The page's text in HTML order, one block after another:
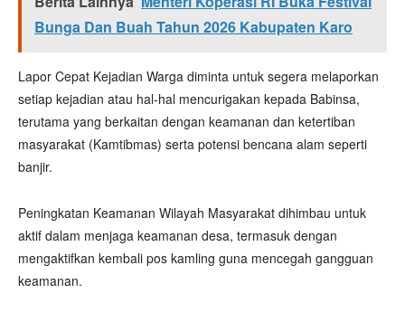
Bunga Dan Buah Tahun 2026 Kabupaten Karo
Lapor Cepat Kejadian Warga diminta untuk segera melaporkan
setiap kejadian atau hal-hal mencurigakan kepada Babinsa,
terutama yang berkaitan dengan keamanan dan ketertiban
masyarakat (Kamtibmas) serta potensi bencana alam seperti
banjir.
Peningkatan Keamanan Wilayah Masyarakat dihimbau untuk
aktif dalam menjaga keamanan desa, termasuk dengan
mengaktifkan kembali pos kamling guna mencegah gangguan
keamanan.